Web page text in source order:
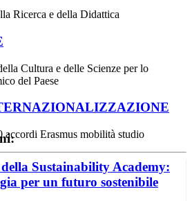
Ricerca e della Didattica
Cultura e delle Scienze per lo
del Paese
accordi Erasmus mobilità studio
Sustainability Academy:
per un futuro sostenibile